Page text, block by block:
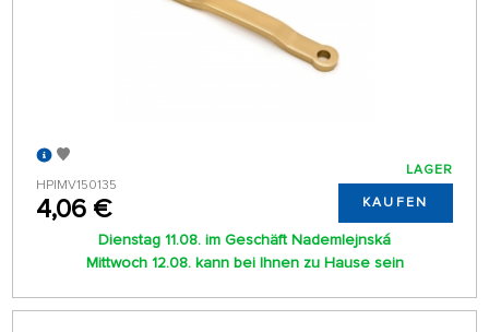
HPIMV150135
4,06 €
LAGER
KAUFEN
Dienstag 11.08. im Geschäft Nademlejnská
Mittwoch 12.08. kann bei Ihnen zu Hause sein